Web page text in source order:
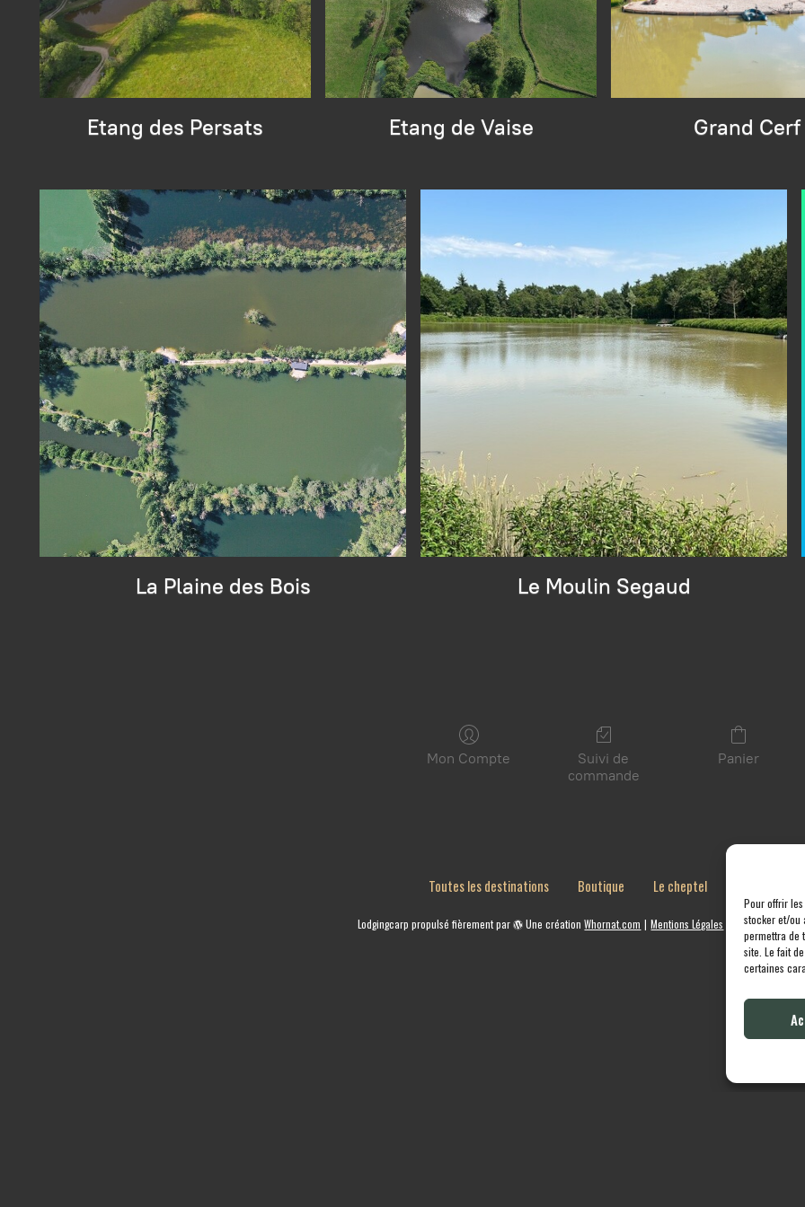
Pour offrir
stocker et/ou
permettra de
site. Le fait
certaines
Etang des Persats Etang de Vaise Grand Cerf
La Plaine des Bois Le Moulin Segaud
Mon Compte
Suivi de
commande
Panier
Toutes les destinations Boutique Le cheptel
Lodgingcarp propulsé fièrement par Une créationWhornat.com | Mentions Légales Politique de